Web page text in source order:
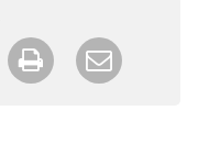
Twittersur Google+
Imprimer